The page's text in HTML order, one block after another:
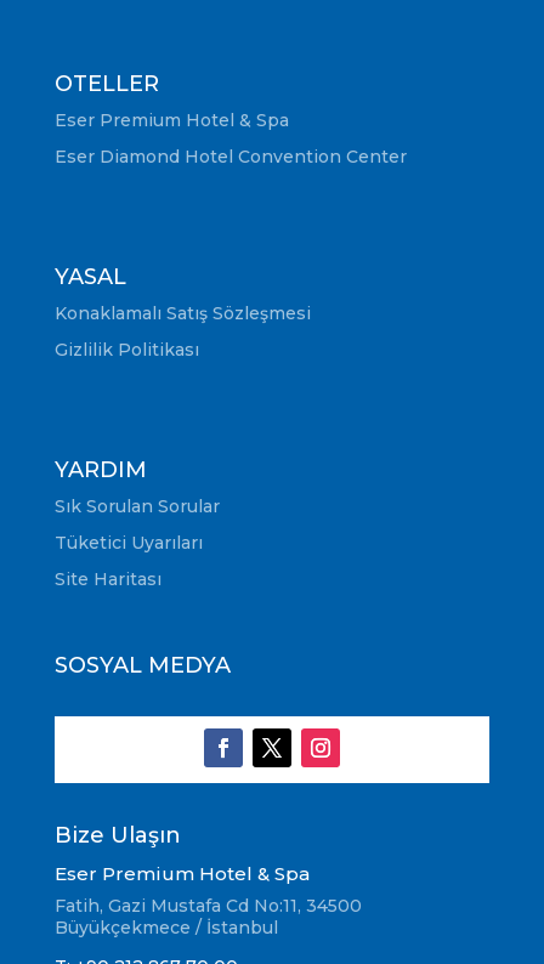
OTELLER
Eser Premium Hotel & Spa
Eser Diamond Hotel Convention Center
YASAL
Konaklamalı Satış Sözleşmesi
Gizlilik Politikası
YARDIM
Sık Sorulan Sorular
Tüketici Uyarıları
Site Haritası
SOSYAL MEDYA
Bize Ulaşın
Eser Premium Hotel & Spa
Fatih, Gazi Mustafa Cd No:11, 34500
Büyükçekmece / İstanbul